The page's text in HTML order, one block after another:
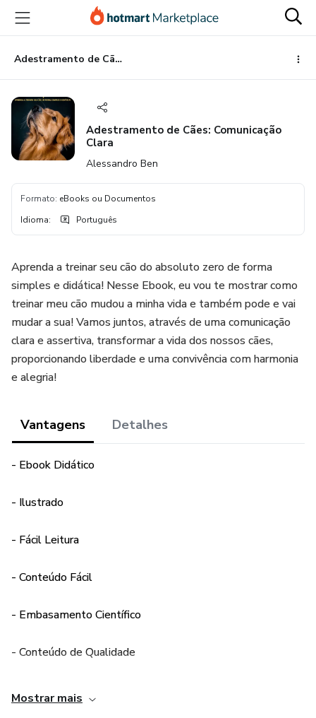
para
conteúdo
principal
para
pagamento
para
rodapé
Adestramento de Cães: Comunicação Clara
Adestramento de Cães: Comunicação
Clara
Alessandro Ben
Formato: eBooks ou Documentos
Idioma: Português
Aprenda a treinar seu cão do absoluto zero de forma
simples e didática! Nesse Ebook, eu vou te mostrar como
treinar meu cão mudou a minha vida e também pode e vai
mudar a sua! Vamos juntos, através de uma comunicação
clara e assertiva, transformar a vida dos nossos cães,
proporcionando liberdade e uma convivência com harmonia
e alegria!
Vantagens Detalhes
- Ebook Didático
- Ilustrado
- Fácil Leitura
- Conteúdo Fácil
- Embasamento Científico
- Conteúdo de Qualidade
Mostrar mais